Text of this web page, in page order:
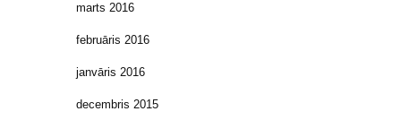
marts 2016
februāris 2016
janvāris 2016
decembris 2015